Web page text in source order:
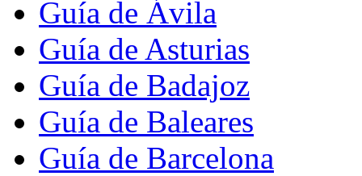
Guía de Ávila
Guía de Asturias
Guía de Badajoz
Guía de Baleares
Guía de Barcelona